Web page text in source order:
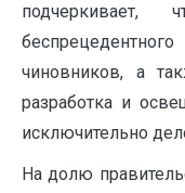
подчеркивает,
чиновников, а
разработка и
исключительно
На долю